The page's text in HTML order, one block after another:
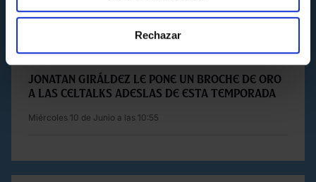
Rechazar
FUNDACIÓN
JONATAN GIRÁLDEZ LE PONE UN BROCHE DE ORO
A LAS CELTALKS ADESLAS DE ESTA TEMPORADA
Miércoles 10 de Junio a las 10:55